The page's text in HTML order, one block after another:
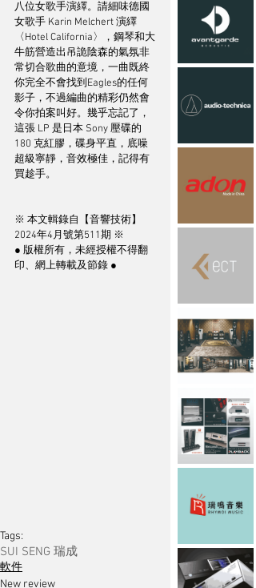
八位女歌手演繹。請細味德國
女歌手 Karin Melchert 演繹
〈Hotel California〉，鋼琴和大
牛筋營造出吊詭陰森的氣氛非
常切合歌曲的意境，一曲既終
你完全不會找到Eagles的任何
影子，不過編曲的精彩仍然會
令你拍案叫好。幾乎忘記了，
這張 LP 是日本 Sony 壓碟的
180 克紅膠，碟身平直，底噪
超級寧靜，音效極佳，記得有
買趁手。
※ 本文輯錄自【音響技術】
2024年4月號第511期 ※
● 版權所有，未經授權不得翻
印、網上轉載及節錄 ●
Tags:
SUI SENG 瑞成
軟件
New review